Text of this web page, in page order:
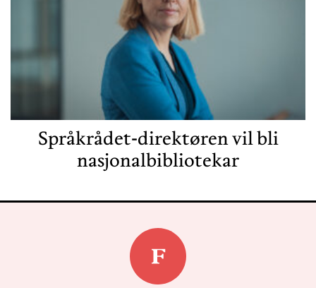
Språkrådet-direktøren vil bli
nasjonalbibliotekar